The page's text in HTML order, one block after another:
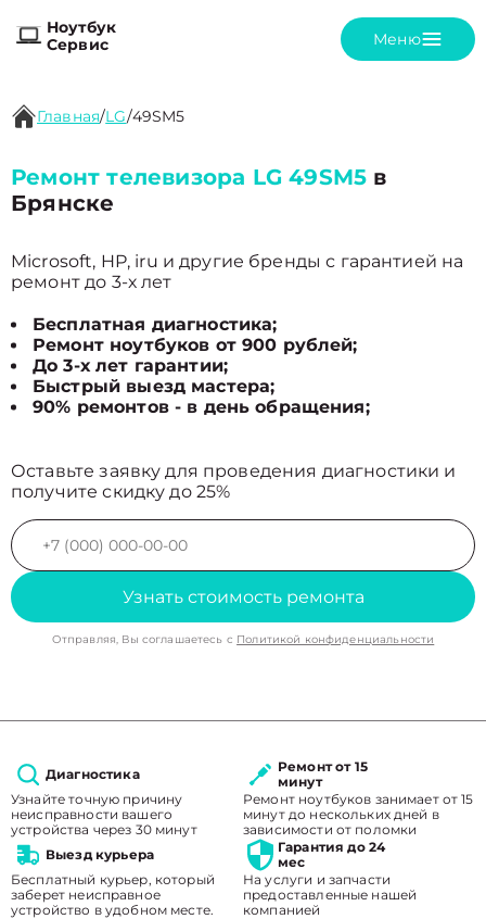
Ноутбук
Сервис
Меню
Главная/LG/49SM5
Ремонт телевизора LG 49SM5 в
Брянске
Microsoft, HP, iru и другие бренды с гарантией на
ремонт до 3-х лет
Бесплатная диагностика;
Ремонт ноутбуков от 900 рублей;
До 3-х лет гарантии;
Быстрый выезд мастера;
90% ремонтов - в день обращения;
Оставьте заявку для проведения диагностики и
получите скидку до 25%
Узнать стоимость ремонта
Отправляя, Вы соглашаетесь с Политикой конфиденциальности
Диагностика
Узнайте точную причину
неисправности вашего
устройства через 30 минут
Ремонт от 15
минут
Ремонт ноутбуков занимает от 15
минут до нескольких дней в
зависимости от поломки
Выезд курьера
Бесплатный курьер, который
заберет неисправное
устройство в удобном месте.
Гарантия до 24
мес
На услуги и запчасти
предоставленные нашей
компанией